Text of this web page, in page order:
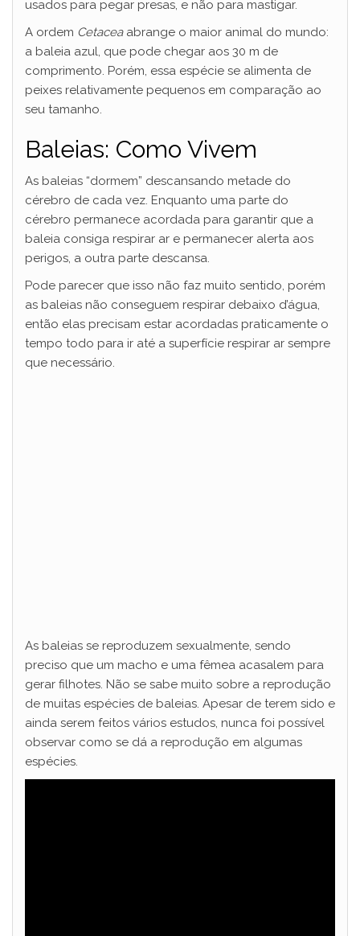
usados ​​para pegar presas, e não para mastigar.
A ordem Cetaceaabrange o maior animal do mundo:
a baleia azul, que pode chegar aos 30 m de
comprimento. Porém, essa espécie se alimenta de
peixes relativamente pequenos em comparação ao
seu tamanho.
Baleias: Como Vivem
As baleias “dormem” descansando metade do
cérebro de cada vez. Enquanto uma parte do
cérebro permanece acordada para garantir que a
baleia consiga respirar ar e permanecer alerta aos
perigos, a outra parte descansa.
Pode parecer que isso não faz muito sentido, porém
as baleias não conseguem respirar debaixo d’água,
então elas precisam estar acordadas praticamente o
tempo todo para ir até a superfície respirar ar sempre
que necessário.
As baleias se reproduzem sexualmente, sendo
preciso que um macho e uma fêmea acasalem para
gerar filhotes. Não se sabe muito sobre a reprodução
de muitas espécies de baleias. Apesar de terem sido e
ainda serem feitos vários estudos, nunca foi possível
observar como se dá a reprodução em algumas
espécies.